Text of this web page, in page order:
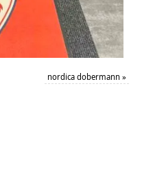
nordica dobermann »